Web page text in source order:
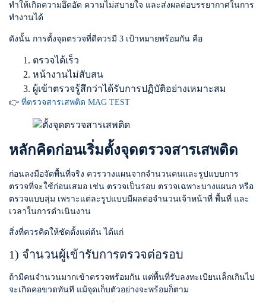
ทำให้เกิดความอึดอัด ความไม่สบายใจ และส่งผลต่อบรรยากาศในการ
ทำงานได้
ดังนั้น การตั้งจุดตรวจที่ดีควรมี 3 เป้าหมายพร้อมกัน คือ
ตรวจได้เร็ว
หน้างานไม่สับสน
ผู้เข้าตรวจรู้สึกว่าได้รับการปฏิบัติอย่างเหมาะสม
👉 ที่ตรวจสารเสพติด MAG TEST
หลักคิดก่อนเริ่มตั้งจุดตรวจสารเสพติด
ก่อนลงมือจัดพื้นที่จริง ควรวางแผนจากจำนวนคนและรูปแบบการ
ตรวจที่จะใช้ก่อนเสมอ เช่น ตรวจเป็นรอบ ตรวจเฉพาะบางแผนก หรือ
ตรวจแบบสุ่ม เพราะแต่ละรูปแบบมีผลต่อจำนวนเจ้าหน้าที่ พื้นที่ และ
เวลาในการดำเนินงาน
สิ่งที่ควรคิดให้ชัดตั้งแต่ต้น ได้แก่
1) จำนวนผู้เข้ารับการตรวจต่อรอบ
ถ้ามีคนจำนวนมากเข้าตรวจพร้อมกัน แต่พื้นที่รับลงทะเบียนเล็กเกินไป
จะเกิดคอขวดทันที แม้จุดเก็บตัวอย่างจะพร้อมก็ตาม